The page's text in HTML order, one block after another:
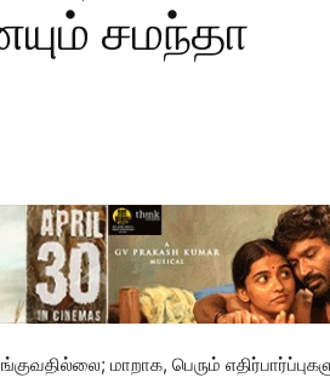
சமந்தா
மாறாக, பெரும்